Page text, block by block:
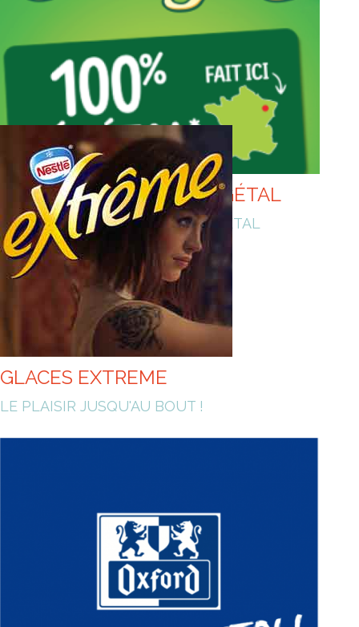
ST HUBERT OMÉGA3 VÉGÉTAL
NOUVELLE RECETTE : 100% VÉGÉTAL
GLACES EXTREME
LE PLAISIR JUSQU'AU BOUT !